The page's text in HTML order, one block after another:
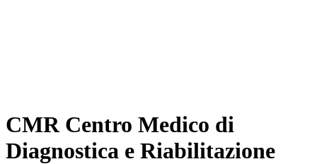
CMR Centro Medico di
Diagnostica e Riabilitazione